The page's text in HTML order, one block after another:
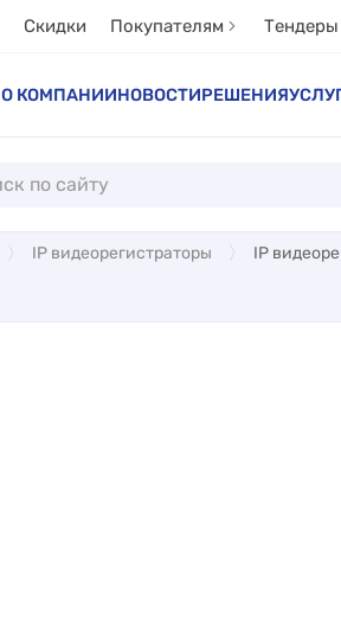
Скидки Покупателям Тендеры
О КОМПАНИИНОВОСТИРЕШЕНИЯ
IP видеорегистраторы IP